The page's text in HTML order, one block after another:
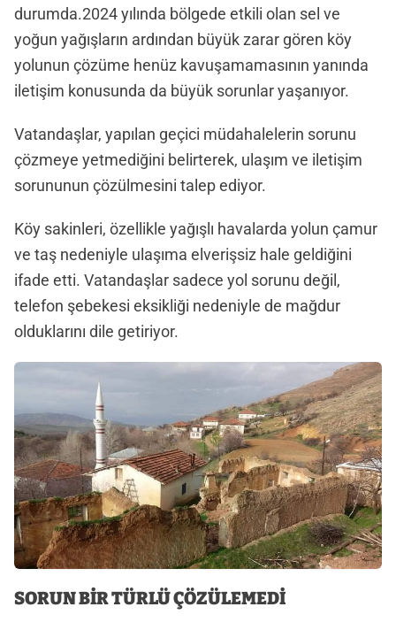
durumda.2024 yılında bölgede etkili olan sel ve
yoğun yağışların ardından büyük zarar gören köy
yolunun çözüme henüz kavuşamamasının yanında
iletişim konusunda da büyük sorunlar yaşanıyor.
Vatandaşlar, yapılan geçici müdahalelerin sorunu
çözmeye yetmediğini belirterek, ulaşım ve iletişim
sorununun çözülmesini talep ediyor.
Köy sakinleri, özellikle yağışlı havalarda yolun çamur
ve taş nedeniyle ulaşıma elverişsiz hale geldiğini
ifade etti. Vatandaşlar sadece yol sorunu değil,
telefon şebekesi eksikliği nedeniyle de mağdur
olduklarını dile getiriyor.
SORUN BİR TÜRLÜ ÇÖZÜLEMEDİ